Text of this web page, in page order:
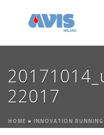
22017
HOME » INNOVATION RUNNING